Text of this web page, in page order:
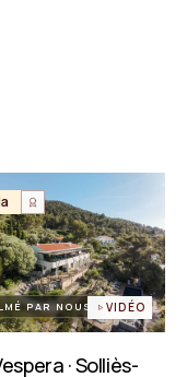
PAR NOUS VIDÉO
· Solliès-